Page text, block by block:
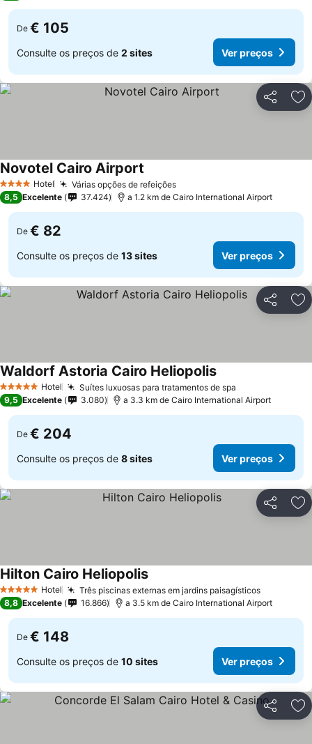
De € 105
Consulte os preços de 2 sites Ver preços
Partilhar
4 EstrelasHotel Várias opções de refeições
Novotel Cairo Airport
8,5 Excelente 37.424 a 1.2 km de Cairo International Airport
De € 82
Consulte os preços de 13 sites Ver preços
Partilhar
5 Estrelas Hotel Suítes luxuosas para tratamentos de spa
Waldorf Astoria Cairo Heliopolis
9,5 Excelente 3.080 a 3.3 km de Cairo International Airport
De € 204
Consulte os preços de 8 sites Ver preços
Partilhar
5 Estrelas Hotel Três piscinas externas em jardins paisagísticos
Hilton Cairo Heliopolis
8,8 Excelente 16.866 a 3.5 km de Cairo International Airport
De € 148
Consulte os preços de 10 sites Ver preços
Partilhar